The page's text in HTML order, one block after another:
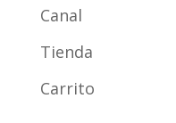
Canal
Tienda
Carrito